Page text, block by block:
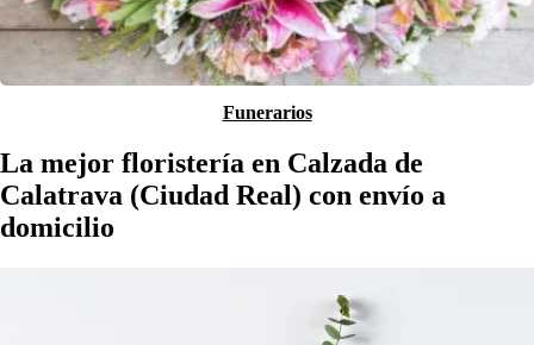
Funerarios
La mejor floristería en Calzada de
Calatrava (Ciudad Real) con envío a
domicilio